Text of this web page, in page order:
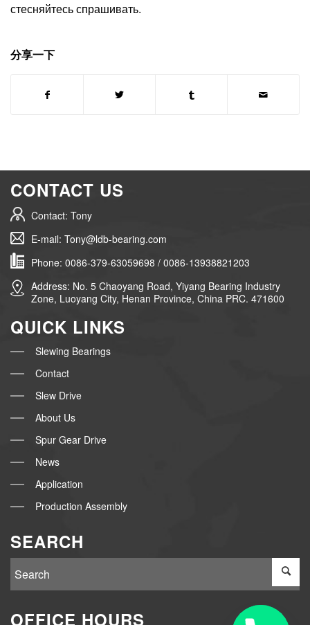
стесняйтесь спрашивать.
分享一下
CONTACT US
Contact: Tony
E-mail: Tony@ldb-bearing.com
Phone: 0086-379-63059698 / 0086-13938821203
Address: No. 5 Chaoyang Road, Yiyang Bearing Industry
Zone, Luoyang City, Henan Province, China PRC. 471600
QUICK LINKS
Slewing Bearings
Contact
Slew Drive
About Us
Spur Gear Drive
News
Application
Production Assembly
SEARCH
OFFICE HOURS